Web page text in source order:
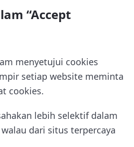
“Accept
menyetujui cookies
setiap website meminta
cookies.
lebih selektif dalam
dari situs terpercaya